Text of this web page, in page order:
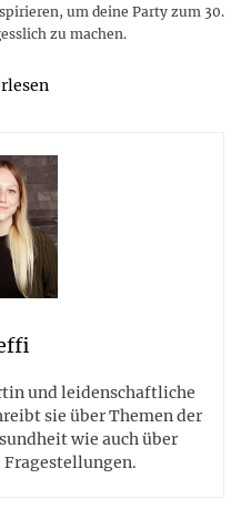
um deine Party zum 30.
zu machen.
und leidenschaftliche
sie über Themen der
wie auch über